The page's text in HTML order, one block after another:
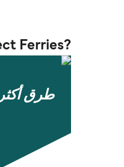
?Direct Ferries لماذا تستخدم
طرق